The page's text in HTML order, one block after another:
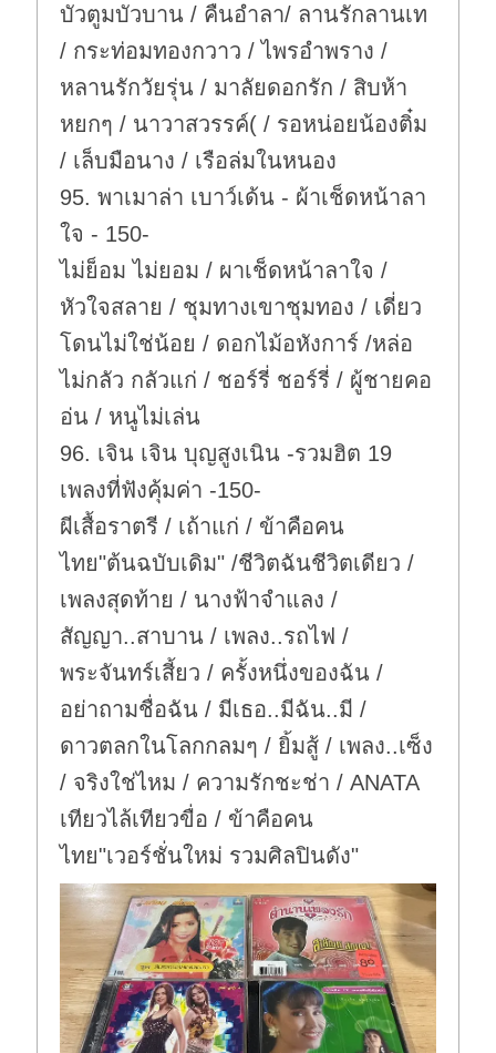
บัวตูมบัวบาน / คืนอำลา/ ลานรักลานเท
/ กระท่อมทองกวาว / ไพรอำพราง /
หลานรักวัยรุ่น / มาลัยดอกรัก / สิบห้า
หยกๆ / นาวาสวรรค์( / รอหน่อยน้องติ๋ม
/ เล็บมือนาง / เรือล่มในหนอง
95. พาเมาล่า เบาว์เด้น - ผ้าเช็ดหน้าลา
ใจ - 150-
ไม่ย็อม ไม่ยอม / ผาเช็ดหน้าลาใจ /
หัวใจสลาย / ชุมทางเขาชุมทอง / เดี่ยว
โดนไม่ใช่น้อย / ดอกไม้อหังการ์ /หล่อ
ไม่กลัว กลัวแก่ / ชอร์รี่ ชอร์รี่ / ผู้ชายคอ
อ่น / หนูไม่เล่น
96. เจิน เจิน บุญสูงเนิน -รวมฮิต 19
เพลงที่ฟังคุ้มค่า -150-
ผีเสื้อราตรี / เถ้าแก่ / ข้าคือคน
ไทย"ต้นฉบับเดิม" /ชีวิตฉันชีวิตเดียว /
เพลงสุดท้าย / นางฟ้าจำแลง /
สัญญา..สาบาน / เพลง..รถไฟ /
พระจันทร์เสี้ยว / ครั้งหนึ่งของฉัน /
อย่าถามชื่อฉัน / มีเธอ..มีฉัน..มี /
ดาวตลกในโลกกลมๆ / ยิ้มสู้ / เพลง..เซ็ง
/ จริงใช่ไหม / ความรักชะช่า / ANATA
เทียวไล้เทียวขื่อ / ข้าคือคน
ไทย"เวอร์ชั่นใหม่ รวมศิลปินดัง"